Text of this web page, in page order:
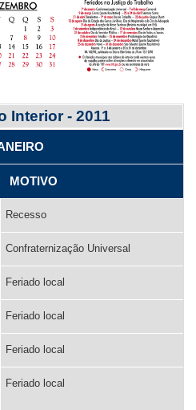
Interior - 2011
MOTIVO
Recesso
Confraternização Universal
Feriado local
Feriado local
Feriado local
Feriado local